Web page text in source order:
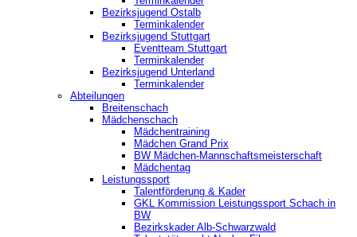
Bezirksjugend Ostalb
Terminkalender
Bezirksjugend Stuttgart
‎Eventteam Stuttgart
Terminkalender
Bezirksjugend Unterland
Terminkalender
Abteilungen
Breitenschach
Mädchenschach
Mädchentraining
Mädchen Grand Prix
BW Mädchen-Mannschaftsmeisterschaft
Mädchentag
Leistungssport
Talentförderung & Kader
GKL Kommission Leistungssport Schach in
BW
Bezirkskader Alb-Schwarzwald